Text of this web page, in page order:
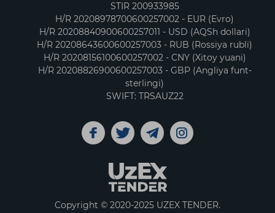
STIR 200933985
H/R 20208978700600257002 - EUR (Evro)
H/R 20208840900600257011 - USD (AQSh dollari)
H/R 20208643600600257003 - RUB (Rossiya rubli)
H/R 20208156100600257002 - CNY (Xitoy yuani)
H/R 20208826900600257003 - GBP (Angliya funt-
sterlingi)
SWIFT: TRSAUZ22
Copyright © 2020-2025 UZEX TENDER.